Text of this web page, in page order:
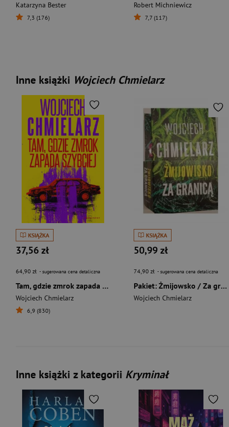
Katarzyna Bester
7,3 (176)
Robert Michniewicz
7,7 (117)
Inne książki Wojciech Chmielarz
KSIĄŻKA
37,56 zł
64,90 zł - sugerowana cena detaliczna
Tam, gdzie zmrok zapada szybciej
Wojciech Chmielarz
6,9 (830)
KSIĄŻKA
50,99 zł
74,90 zł - sugerowana cena detaliczna
Pakiet: Żmijowsko / Za granicą
Wojciech Chmielarz
Inne książki z kategorii Kryminał